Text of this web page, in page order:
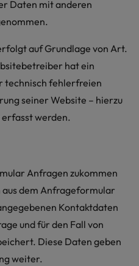
Daten mit anderen
auf Grundlage von Art.
hat ein
technisch fehlerfreien
seiner Website – hierzu
erfasst werden.
Anfragen zukommen
aus dem Anfrageformular
Kontaktdaten
und für den Fall von
Diese Daten geben
weiter.